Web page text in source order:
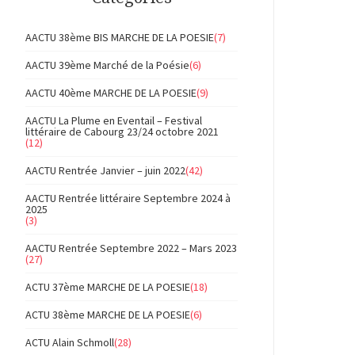
AACTU 38ème BIS MARCHE DE LA POESIE(7)
AACTU 39ème Marché de la Poésie(6)
AACTU 40ème MARCHE DE LA POESIE(9)
AACTU La Plume en Eventail – Festival
littéraire de Cabourg 23/24 octobre 2021
(12)
AACTU Rentrée Janvier – juin 2022(42)
AACTU Rentrée littéraire Septembre 2024 à
2025
(3)
AACTU Rentrée Septembre 2022 – Mars 2023
(27)
ACTU 37ème MARCHE DE LA POESIE(18)
ACTU 38ème MARCHE DE LA POESIE(6)
ACTU Alain Schmoll(28)